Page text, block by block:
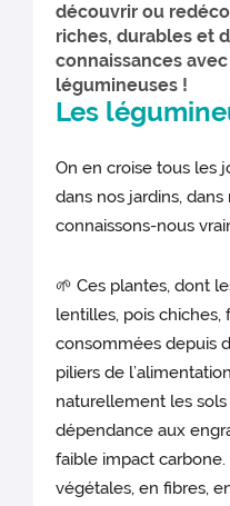
découvrir ou
riches, durables et
connaissances
légumineuses !
Les
On en croise tous les
dans nos jardins,
connaissons-nous
🌱 Ces plantes, dont
lentilles, pois
consommées depuis
piliers de
naturellement les
dépendance aux
faible impact
végétales, en fibres,